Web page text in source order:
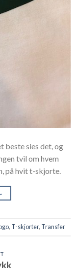
beste sies det, og
tvil om hvem
på hvit t-skjorte.
, T-skjorter, Transfer